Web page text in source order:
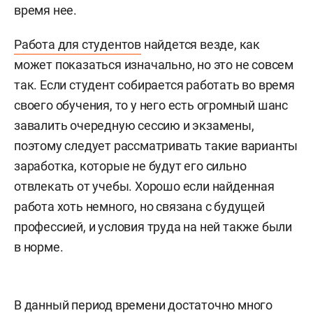
время нее.
Работа для студентов найдется везде, как
может показаться изначально, но это не совсем
так. Если студент собирается работать во время
своего обучения, то у него есть огромный шанс
завалить очередную сессию и экзамены,
поэтому следует рассматривать такие варианты
заработка, которые не будут его сильно
отвлекать от учебы. Хорошо если найденная
работа хоть немного, но связана с будущей
профессией, и условия труда на ней также были
в норме.
В данный период времени достаточно много